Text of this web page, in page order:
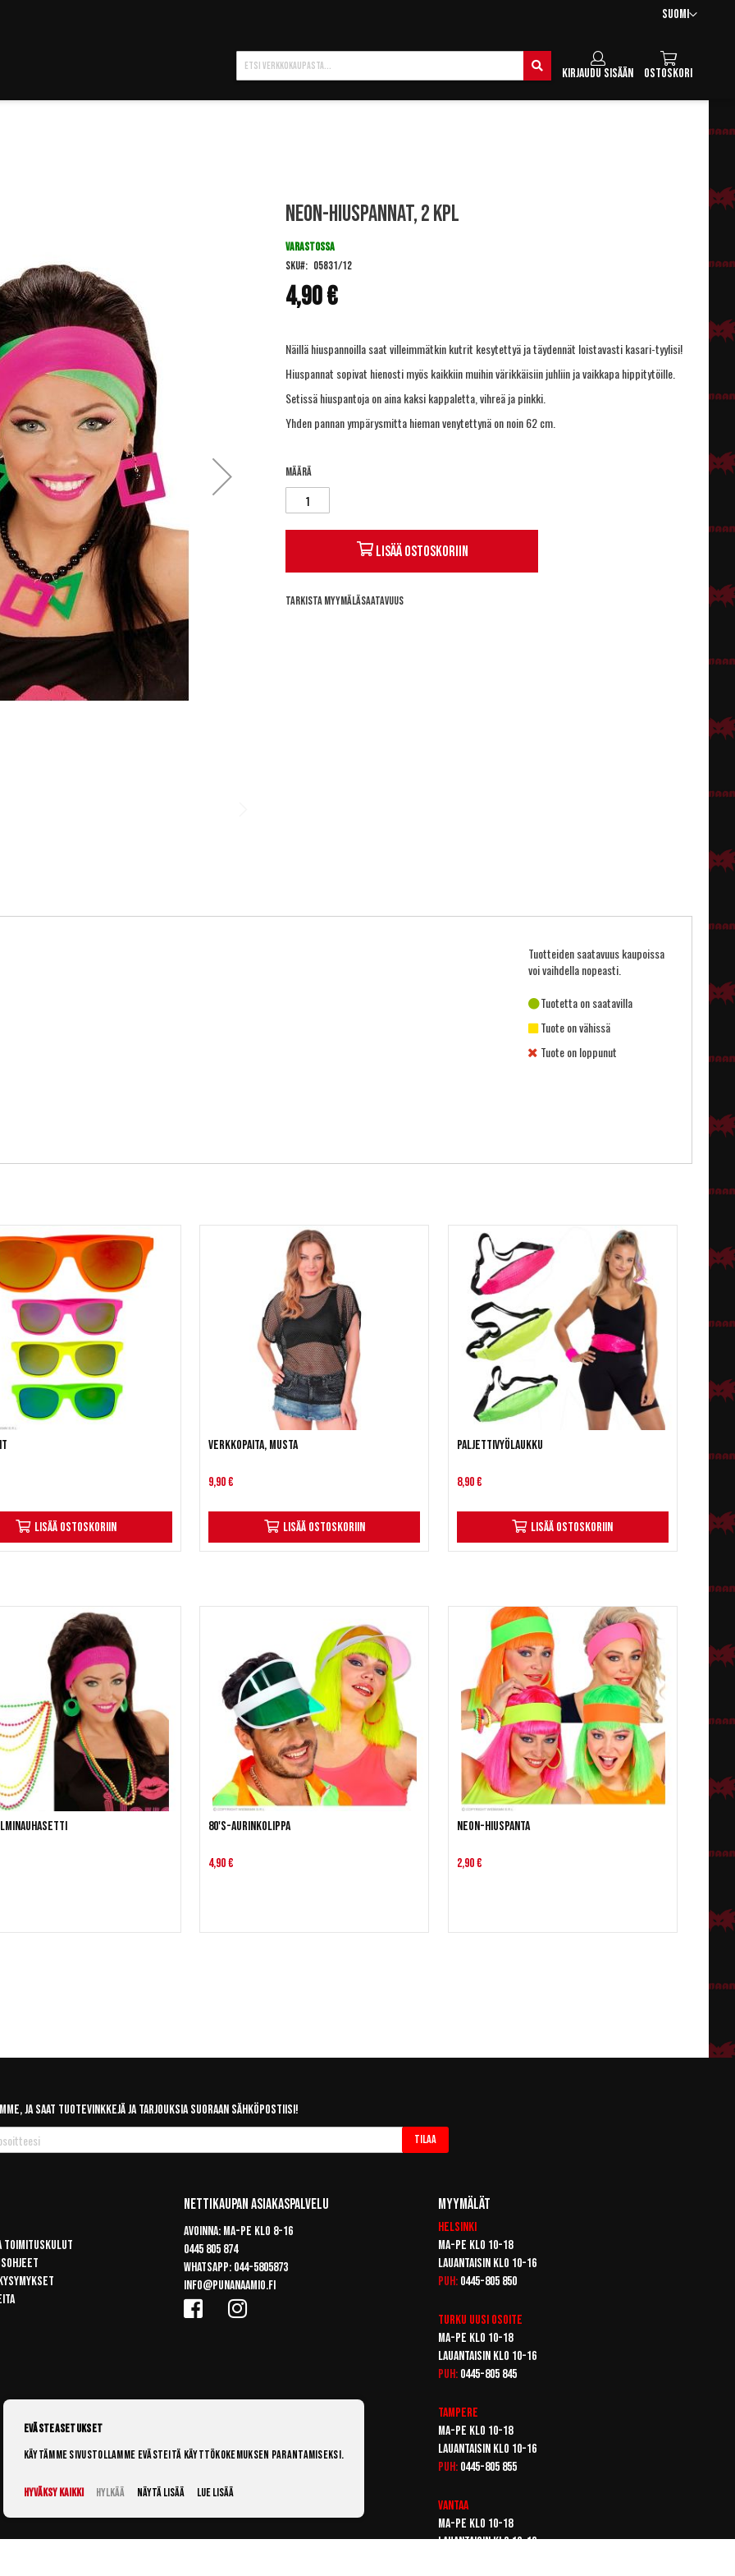
Kieli
Suomi
Ostoskori
Kirjaudu sisään
Hae
Neon-hiuspannat, 2 kpl
4,90 €
VARASTOSSA
SKU
05831/12
Näillä hiuspannoilla saat villeimmätkin kutrit kesytettyä ja täydennät loistavasti kasari-tyylisi!
Hiuspannat sopivat hienosti myös kaikkiin muihin värikkäisiin juhliin ja vaikkapa hippitytöille.
Setissä hiuspantoja on aina kaksi kappaletta, vihreä ja pinkki.
Yhden pannan ympärysmitta hieman venytettynä on noin 62 cm.
Määrä
Lisää ostoskoriin
Tarkista myymäläsaatavuus
Tuotteiden saatavuus kaupoissa
voi vaihdella nopeasti.
Tuotetta on saatavilla
Tuote on vähissä
Tuote on loppunut
Lisää ostoskoriin
Verkkopaita, musta
9,90 €
Lisää ostoskoriin
Paljettivyölaukku
8,90 €
Lisää ostoskoriin
80's-aurinkolippa
4,90 €
Neon-hiuspanta
2,90 €
ja saat tuotevinkkejä ja tarjouksia suoraan sähköpostiisi!
Tilaa
toimituskulut
Nettikaupan Asiakaspalvelu
Avoinna: Ma-pe klo 8-16
0445 805 874
Whatsapp: 044-5805873
info@punanaamio.fi
Myymälät
Helsinki
Ma-pe klo 10-18
Lauantaisin klo 10-16
Puh: 0445-805 850
Turku Uusi osoite
Ma-pe klo 10-18
Lauantaisin klo 10-16
Puh: 0445-805 845
Tampere
Ma-pe klo 10-18
Lauantaisin klo 10-16
Puh: 0445-805 855
Vantaa
Ma-pe klo 10-18
Lauantaisin klo 10-16
Evästeasetukset
Käytämme sivustollamme evästeitä käyttökokemuksen parantamiseksi.
Hyväksy kaikki Hylkää Näytä lisää Lue lisää